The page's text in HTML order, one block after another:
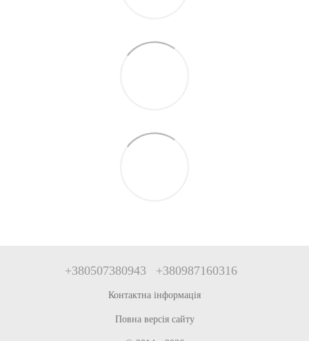
+380507380943 +380987160316
Контактна інформація
Повна версія сайту